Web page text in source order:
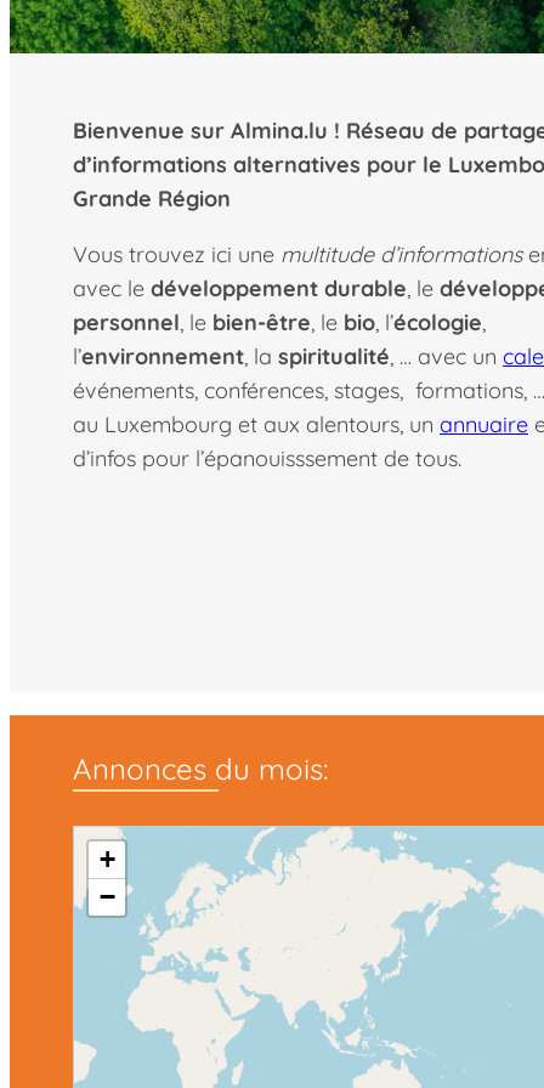
Bienvenue sur Almina.lu ! Réseau de
d’informations alternatives pour le
Grande Région
Vous trouvez ici une multitude d’informations
avec le développement durable, le
personnel, le bien-être, le bio, l’écologie,
l’environnement, la spiritualité, … avec un
événements, conférences, stages, formations,
au Luxembourg et aux alentours, un annuaire
d’infos pour l’épanouisssement de tous.
Annonces du mois:
+
−